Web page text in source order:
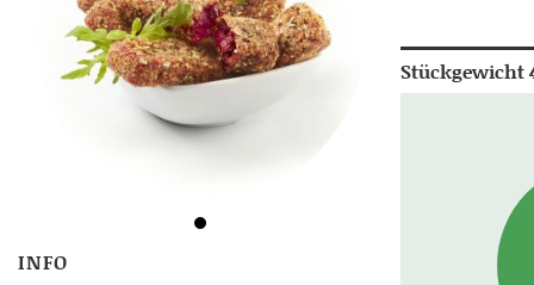
INFO
Stückgewicht